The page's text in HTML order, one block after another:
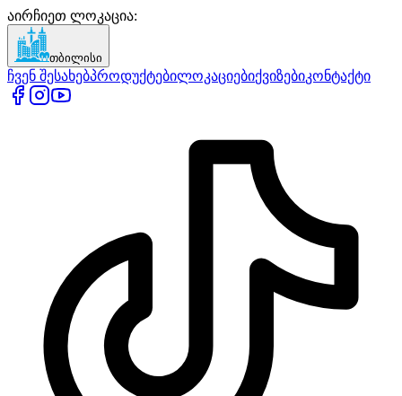
აირჩიეთ ლოკაცია:
თბილისი
ჩვენ შესახებპროდუქტებილოკაციებიქვიზებიკონტაქტი